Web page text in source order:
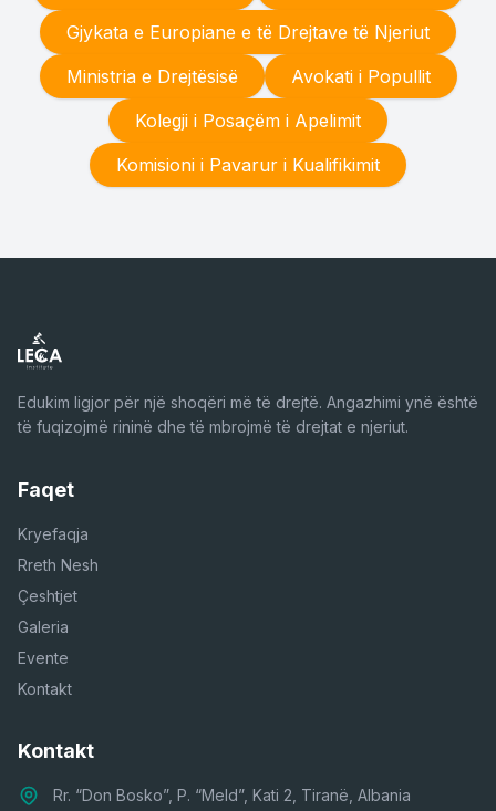
Gjykata e Europiane e të Drejtave të Njeriut
Ministria e Drejtësisë
Avokati i Popullit
Kolegji i Posaçëm i Apelimit
Komisioni i Pavarur i Kualifikimit
Edukim ligjor për një shoqëri më të drejtë. Angazhimi ynë është
të fuqizojmë rininë dhe të mbrojmë të drejtat e njeriut.
Faqet
Kryefaqja
Rreth Nesh
Çeshtjet
Galeria
Evente
Kontakt
Kontakt
Rr. “Don Bosko”, P. “Meld”, Kati 2, Tiranë, Albania